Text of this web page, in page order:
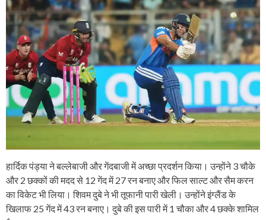
हार्दिक पंड्या ने बल्लेबाजी और गेंदबाजी में अच्छा प्रदर्शन किया। उन्होंने 3 चौके
और 2 छक्कों की मदद से 12 गेंद में 27 रन बनाए और फिल साल्ट और सैम करन
का विकेट भी लिया। शिवम दुबे ने भी तूफानी पारी खेली। उन्होंने इंग्लैंड के
खिलाफ 25 गेंद में 43 रन बनाए। दुबे की इस पारी में 1 चौका और 4 छक्के शामिल